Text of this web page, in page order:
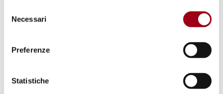
delNecessari
Preferenze
Statistiche
24888/94), riguardanti il processo penale
celebrato nei confronti di due bambini di dieci
anni, i quali avevano commesso assieme
l’omicidio di un bambino di 3 anni. Tra le
lamentele portate dai ricorrenti, ai sensi
dell’articolo 6, rientra la modalità non equa